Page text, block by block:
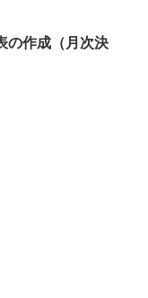
の作成（月次決